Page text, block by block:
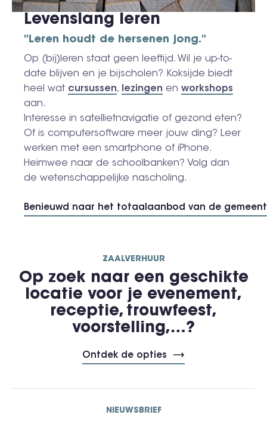
Levenslang leren
"Leren houdt de hersenen jong."
Op (bij)leren staat geen leeftijd. Wil je up-to-
date blijven en je bijscholen? Koksijde biedt
heel wat cursussen, lezingen en workshops
aan.
Interesse in satellietnavigatie of gezond eten?
Of is computer­software meer jouw ding? Leer
werken met een smartphone of iPhone.
Heimwee naar de schoolbanken? Volg dan
de wetenschappelijke nascholing.
Benieuwd naar het totaalaanbod van de
ZAALVERHUUR
Op zoek naar een geschikte
locatie voor je evenement,
receptie, trouwfeest,
voorstelling,…?
Ontdek de opties
NIEUWSBRIEF